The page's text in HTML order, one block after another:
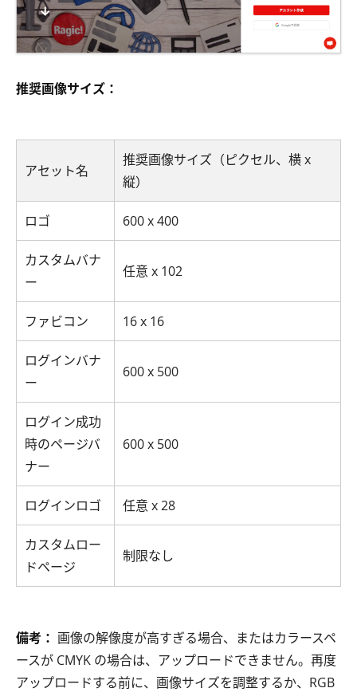
推奨画像サイズ：
アセット名
推奨画像サイズ（ピクセル、横 x
縦）
ロゴ 600 x 400
カスタムバナ
ー
任意 x 102
ファビコン 16 x 16
ログインバナ
ー
600 x 500
ログイン成功
時のページバ
ナー
600 x 500
ログインロゴ 任意 x 28
カスタムロー
ドページ
制限なし
備考： 画像の解像度が高すぎる場合、またはカラースペ
ースが CMYK の場合は、アップロードできません。再度
アップロードする前に、画像サイズを調整するか、RGB